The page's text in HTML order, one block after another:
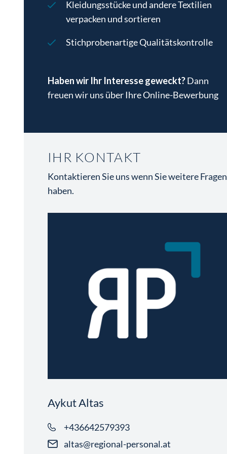
beständigen Teams
(m/w/d) können nur auf Basis einer
Arbeitsbewilligung berücksichtigt
Kleidungsstücke und andere Textilien
verpacken und sortieren
Stichprobenartige Qualitätskontrolle
Haben wir Ihr Interesse geweckt?Dann
freuen wir uns über Ihre Online-Bewerbung
IHR KONTAKT
Kontaktieren Sie uns wenn Sie weitere Fragen
haben.
Aykut Altas
+436642579393
altas@regional-personal.at